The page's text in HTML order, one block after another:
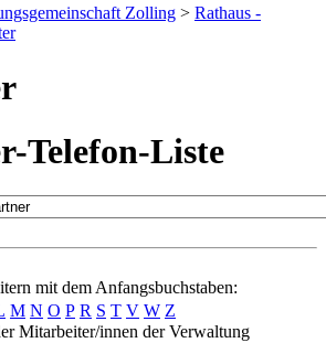
Zolling > Rathaus -
Telefon-Liste
mit dem Anfangsbuchstaben:
M N O P R S T V W Z
Mitarbeiter/innen der Verwaltung